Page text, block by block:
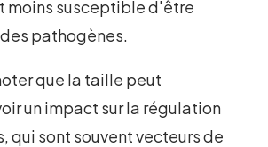
moins susceptible d'être
pathogènes.
que la taille peut
un impact sur la régulation
qui sont souvent vecteurs de